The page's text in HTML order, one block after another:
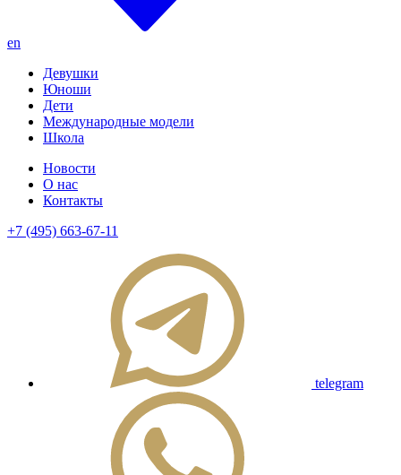
en
Девушки
Юноши
Дети
Международные модели
Школа
Новости
О нас
Контакты
+7 (495) 663-67-11
telegram